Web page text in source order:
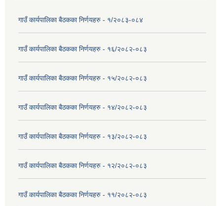
गाउँ कार्यपालिका बैठकका निर्णयहरु - १/२०८३-०८४
गाउँ कार्यपालिका बैठकका निर्णयहरु - १६/२०८२-०८३
गाउँ कार्यपालिका बैठकका निर्णयहरु - १५/२०८२-०८३
गाउँ कार्यपालिका बैठकका निर्णयहरु - १४/२०८२-०८३
गाउँ कार्यपालिका बैठकका निर्णयहरु - १३/२०८२-०८३
गाउँ कार्यपालिका बैठकका निर्णयहरु - १२/२०८२-०८३
गाउँ कार्यपालिका बैठकका निर्णयहरु - ११/२०८२-०८३